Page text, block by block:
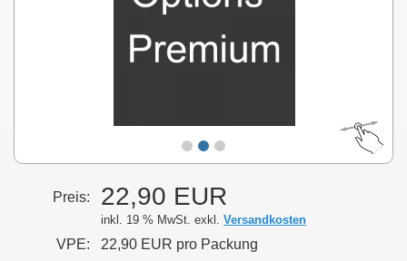
Preis: 22,90 EUR
inkl. 19 % MwSt. exkl. Versandkosten
VPE:
22,90 EUR pro Packung